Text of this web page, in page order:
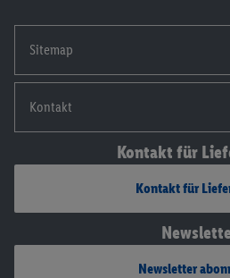
Sitemap
Kontakt
Kontakt für
Kontakt für
Newsletter